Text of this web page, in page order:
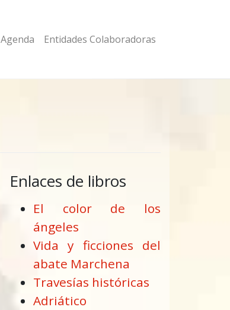
Agenda Entidades Colaboradoras
Enlaces de libros
El color de los
ángeles
Vida y ficciones del
abate Marchena
Travesías históricas
Adriático